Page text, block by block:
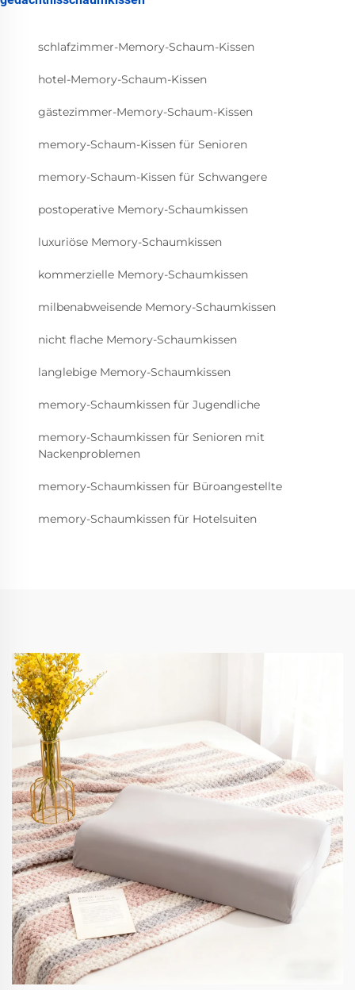
schlafzimmer-Memory-Schaum-Kissen
hotel-Memory-Schaum-Kissen
gästezimmer-Memory-Schaum-Kissen
memory-Schaum-Kissen für Senioren
memory-Schaum-Kissen für Schwangere
postoperative Memory-Schaumkissen
luxuriöse Memory-Schaumkissen
kommerzielle Memory-Schaumkissen
milbenabweisende Memory-Schaumkissen
nicht flache Memory-Schaumkissen
langlebige Memory-Schaumkissen
memory-Schaumkissen für Jugendliche
memory-Schaumkissen für Senioren mit
Nackenproblemen
memory-Schaumkissen für Büroangestellte
memory-Schaumkissen für Hotelsuiten